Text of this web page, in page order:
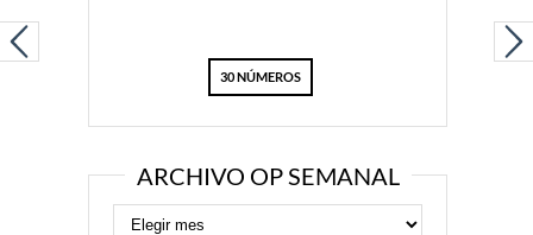
30 NÚMEROS
ARCHIVO OP SEMANAL